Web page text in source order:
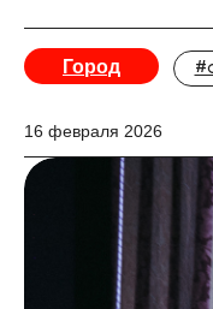
Город
16 февраля 2026